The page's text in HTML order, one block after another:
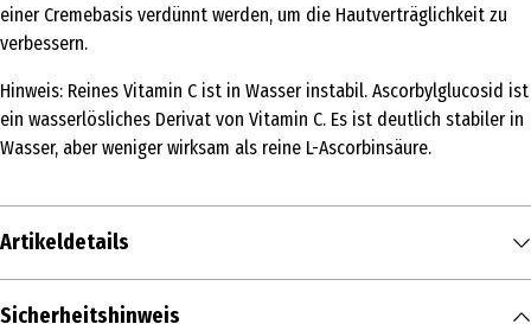
einer Cremebasis verdünnt werden, um die Hautverträglichkeit zu
verbessern.
Hinweis: Reines Vitamin C ist in Wasser instabil. Ascorbylglucosid ist
ein wasserlösliches Derivat von Vitamin C. Es ist deutlich stabiler in
Wasser, aber weniger wirksam als reine L-Ascorbinsäure.
Artikeldetails
Inhalt
Sicherheitshinweis